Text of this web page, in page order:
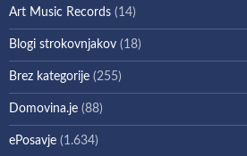
Art Music Records (14)
Blogi strokovnjakov (18)
Brez kategorije (255)
Domovina.je (88)
ePosavje (1.634)